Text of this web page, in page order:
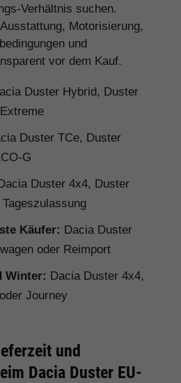
Verhältnis suchen.
Motorisierung,
und
vor dem Kauf.
Duster Hybrid, Duster
Duster TCe, Duster
G
Duster 4x4, Duster
Käufer: Dacia Duster
oder Reimport
Winter: Dacia Duster 4x4,
Journey
und
Dacia Duster EU-